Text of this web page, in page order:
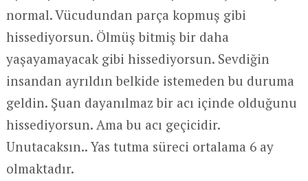
normal. Vücudundan parça kopmuş gibi
hissediyorsun. Ölmüş bitmiş bir daha
yaşayamayacak gibi hissediyorsun. Sevdiğin
insandan ayrıldın belkide istemeden bu duruma
geldin. Şuan dayanılmaz bir acı içinde olduğunu
hissediyorsun. Ama bu acı geçicidir.
Unutacaksın.. Yas tutma süreci ortalama 6 ay
olmaktadır.